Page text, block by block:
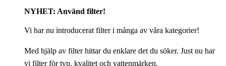
NYHET: Använd filter!
Vi har nu introducerat filter i många av våra kategorier!
Med hjälp av filter hittar du enklare det du söker. Just nu har
vi filter för typ, kvalitet och vattenmärken.